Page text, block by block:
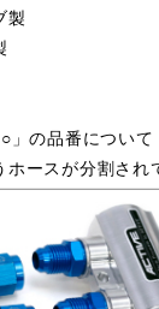
製
」の品番について
ースが分割され